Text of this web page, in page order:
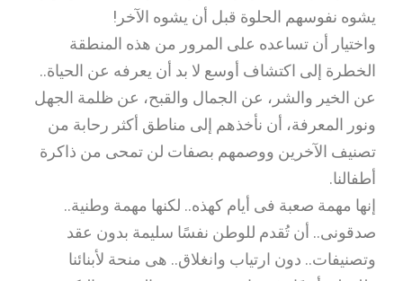
يشوه نفوسهم الحلوة قبل أن يشوه الآخر!
واختيار أن تساعده على المرور من هذه المنطقة
الخطرة إلى اكتشاف أوسع لا بد أن يعرفه عن الحياة..
عن الخير والشر، عن الجمال والقبح، عن ظلمة الجهل
ونور المعرفة، أن نأخذهم إلى مناطق أكثر رحابة من
تصنيف الآخرين ووصمهم بصفات لن تمحى من ذاكرة
أطفالنا.
إنها مهمة صعبة فى أيام كهذه.. لكنها مهمة وطنية..
صدقونى.. أن تُقدم للوطن نفسًا سليمة بدون عقد
وتصنيفات.. دون ارتياب وانغلاق.. هى منحة لأبنائنا